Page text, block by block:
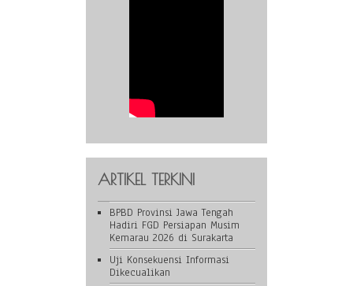
ARTIKEL TERKINI
BPBD Provinsi Jawa Tengah
Hadiri FGD Persiapan Musim
Kemarau 2026 di Surakarta
Uji Konsekuensi Informasi
Dikecualikan